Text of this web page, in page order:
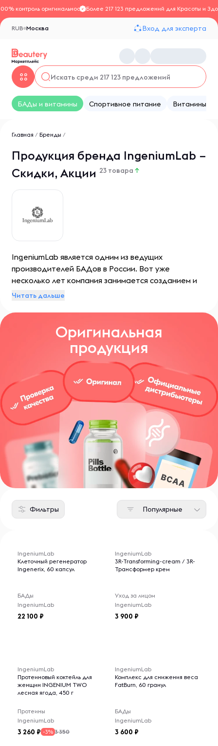
контроль оригинальностиБолее 217 123 предложений для Красоты и
Москва
RUB Вход для эксперта
БАДы и витамины Спортивное питание Витамины
Главная / Бренды /
Продукция бренда IngeniumLab –
Скидки, Акции 23 товара ↑
IngeniumLab является одним из ведущих
производителей БАДов в России. Вот уже
несколько лет компания занимается созданием и
изготовлением высококачественных продуктов для
биологические добавки помогают поддерживать
энергию, укрепляют иммунную систему и снижают
риск возникновения различных заболеваний.
Читать дальше
Оригинальная
продукция
Фильтры Популярные
IngeniumLab
Клеточный регенератор
Ingenerix, 60 капсул
БАДы
IngeniumLab
22 100
IngeniumLab
3R-Transforming-cream / 3R-
Трансформер крем
Уход за лицом
IngeniumLab
3 900
IngeniumLab
Протеиновый коктейль для
женщин INGENIUM TWO
лесная ягода, 450 г
Протеины
IngeniumLab
3 260 -3% 3 350
IngeniumLab
Комплекс для снижения веса
FatBurn, 60 гранул
БАДы
IngeniumLab
3 600